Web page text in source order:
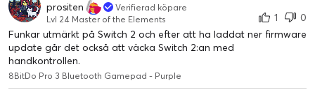
prositen
Verifierad köpare
Lvl 24 Master of the Elements
1
0
Funkar utmärkt på Switch 2 och efter att ha laddat ner firmware
update går det också att väcka Switch 2:an med
handkontrollen.
8BitDo Pro 3 Bluetooth Gamepad - Purple